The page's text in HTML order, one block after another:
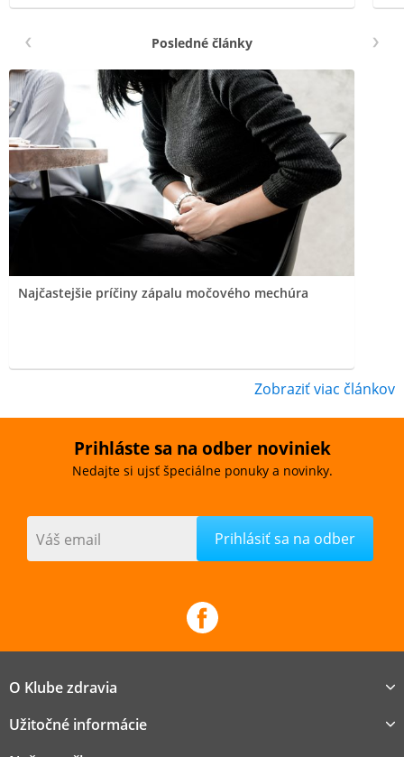
Posledné články
Najčastejšie príčiny zápalu močového mechúra
Zobraziť viac článkov
Prihláste sa na odber noviniek
Nedajte si ujsť špeciálne ponuky a novinky.
Váš email
O Klube zdravia
Užitočné informácie